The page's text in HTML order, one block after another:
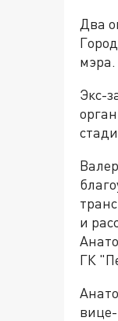
Два
мэра.
Экс-
и
ГК